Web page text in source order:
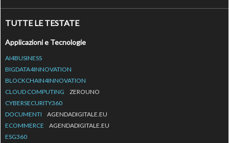
TUTTE LE TESTATE
Applicazioni e Tecnologie
AI4BUSINESS
BIGDATA4INNOVATION
BLOCKCHAIN4INNOVATION
CLOUD COMPUTING
ZEROUNO
CYBERSECURITY360
DOCUMENTI
AGENDADIGITALE.EU
ECOMMERCE
AGENDADIGITALE.EU
ESG360